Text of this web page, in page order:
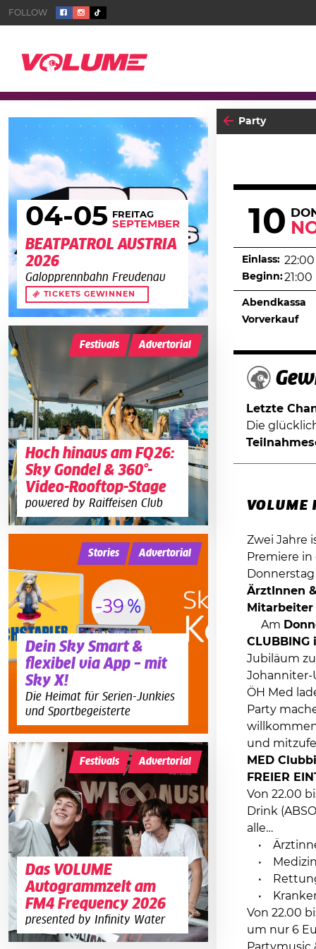
Party
10
Einlass:
Beginn:
Abendkassa
Vorverkauf
Letzte
Die
VOLUME
Zwei Jahre
Premiere in
ÄrztInnen
Mitarbeiter
Am
CLUBBING
Jubiläum
Johanniter-
ÖH Med
Party
und
MED
FREIER
Von 22.00
Drink
alle…
•
•
•
•
Von 22.00
um nur 6
04-05 FREITAG
SEPTEMBER
BEATPATROL AUSTRIA
2026
Galopprennbahn Freudenau
TICKETS GEWINNEN
Hoch hinaus am FQ26:
Sky Gondel & 360°-
Video-Rooftop-Stage
powered by Raiffeisen Club
Festivals Advertorial
Dein Sky Smart &
flexibel via App – mit
Sky X!
Die Heimat für Serien-Junkies
und Sportbegeisterte
Stories Advertorial
Das VOLUME
Autogrammzelt am
FM4 Frequency 2026
presented by Infinity Water
Festivals Advertorial